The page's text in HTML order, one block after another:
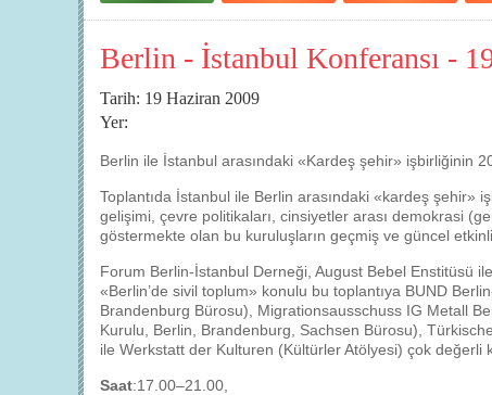
Berlin - İstanbul Konferansı -
Tarih: 19 Haziran 2009
Yer:
Berlin ile İstanbul arasındaki «Kardeş şehir» işbirliğinin
Toplantıda İstanbul ile Berlin arasındaki «kardeş şehir»
gelişimi, çevre politikaları, cinsiyetler arası demokrasi
göstermekte olan bu kuruluşların geçmiş ve güncel
Forum Berlin-İstanbul Derneği, August Bebel Enstitüsü
«Berlin’de sivil toplum» konulu bu toplantıya BUND
Brandenburg Bürosu), Migrationsausschuss IG Metall
Kurulu, Berlin, Brandenburg, Sachsen Bürosu),
ile Werkstatt der Kulturen (Kültürler Atölyesi) çok değerli
Saat:17.00–21.00,